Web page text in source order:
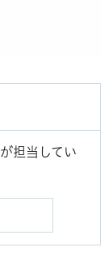
が担当してい